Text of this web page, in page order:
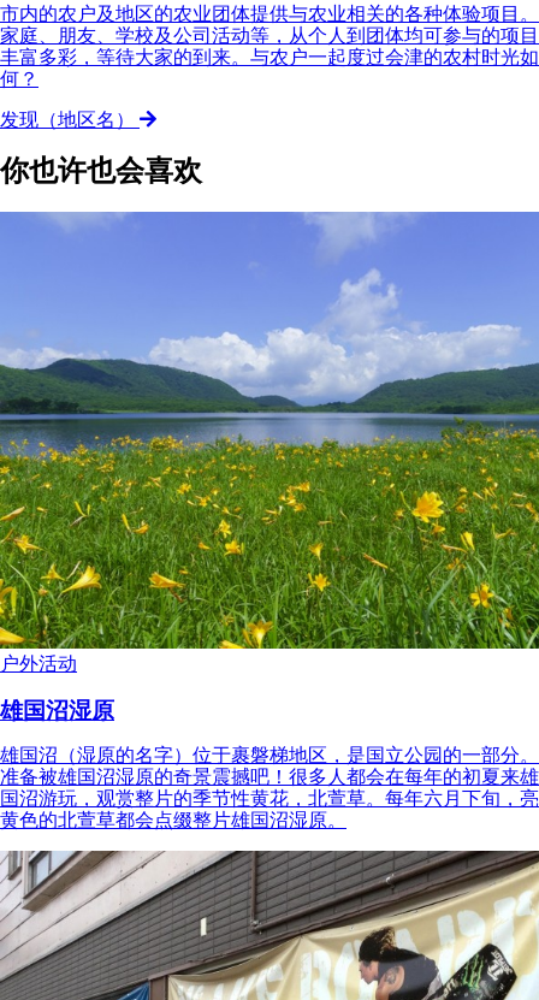
市内的农户及地区的农业团体提供与农业相关的各种体验项目。
家庭、朋友、学校及公司活动等，从个人到团体均可参与的项目
丰富多彩，等待大家的到来。与农户一起度过会津的农村时光如
何？
发现（地区名）
你也许也会喜欢
户外活动
雄国沼湿原
雄国沼（湿原的名字）位于裹磐梯地区，是国立公园的一部分。
准备被雄国沼湿原的奇景震撼吧！很多人都会在每年的初夏来雄
国沼游玩，观赏整片的季节性黄花，北萱草。每年六月下旬，亮
黄色的北萱草都会点缀整片雄国沼湿原。